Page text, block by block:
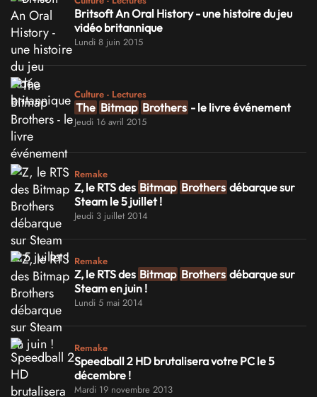
Britsoft An Oral History - une histoire du jeu
vidéo britannique
Lundi 8 juin 2015
Culture - Lectures
The Bitmap Brothers - le livre événement
Jeudi 16 avril 2015
Remake
Z, le RTS des Bitmap Brothers débarque sur
Steam le 5 juillet !
Jeudi 3 juillet 2014
Remake
Z, le RTS des Bitmap Brothers débarque sur
Steam en juin !
Lundi 5 mai 2014
Remake
Speedball 2 HD brutalisera votre PC le 5
décembre !
Mardi 19 novembre 2013